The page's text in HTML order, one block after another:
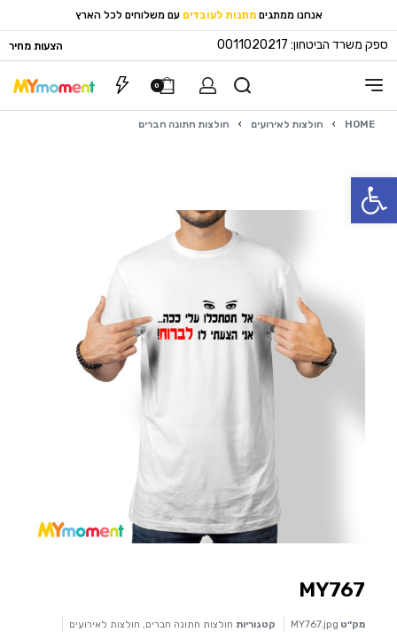
פתח סרגל נגישות
אנחנו ממתגים מתנות לעובדים עם משלוחים לכל הארץ
ספק משרד הביטחון: 0011020217 הצעות מחיר
0
HOME
› חולצות לאירועים › חולצות חתונה חברים
MY767
מק״ט MY767.jpg קטגוריות חולצות חתונה חברים, חולצות לאירועים